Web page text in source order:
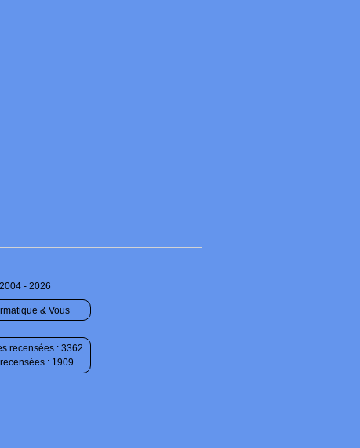
- 2026
& Vous
recensées : 3362
: 1909